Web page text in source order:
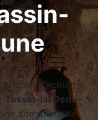
(zone Techlid),
Tassin-la-Demi-
communauté